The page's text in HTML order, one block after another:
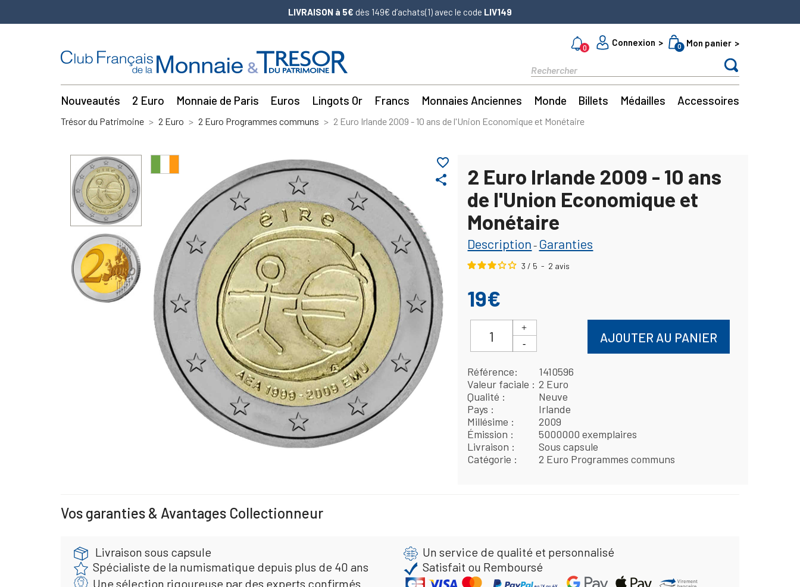
LIVRAISON à 5€ dès 149€ d’achats(1) avec le code LIV149
0
Connexion 0 Mon panier
Nouveautés 2 Euro Monnaie de Paris Euros Lingots Or Francs Monnaies Anciennes Monde Billets Médailles Accessoires
Trésor du Patrimoine 2 Euro 2 Euro Programmes communs 2 Euro Irlande 2009 - 10 ans de l'Union Economique et Monétaire
share
favorite_border
2 Euro Irlande 2009 - 10 ans
de l'Union Economique et
Monétaire
Description - Garanties
3 / 5 - 2 avis
19€
AJOUTER AU PANIER
Référence
1410596
Valeur faciale
2 Euro
Qualité
Neuve
Pays
Irlande
Millésime
2009
Émission
5000000 exemplaires
Livraison
Sous capsule
Catégorie
2 Euro Programmes communs
Vos garanties & Avantages Collectionneur
Livraison sous capsule
Un service de qualité et personnalisé
Spécialiste de la numismatique depuis plus de 40 ans
Satisfait ou Remboursé
Une sélection rigoureuse par des experts confirmés